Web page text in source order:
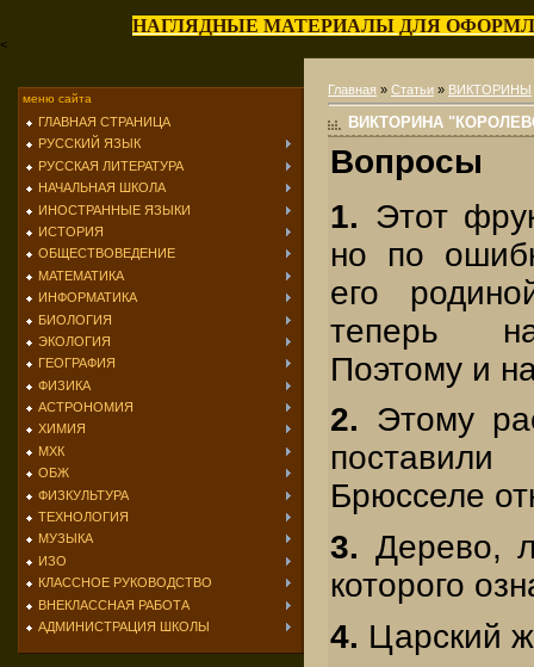
НАГЛЯДНЫЕ МАТЕРИАЛЫ ДЛЯ
<
меню сайта
ГЛАВНАЯ СТРАНИЦА
РУССКИЙ ЯЗЫК
РУССКАЯ ЛИТЕРАТУРА
НАЧАЛЬНАЯ ШКОЛА
ИНОСТРАННЫЕ ЯЗЫКИ
ИСТОРИЯ
ОБЩЕСТВОВЕДЕНИЕ
МАТЕМАТИКА
ИНФОРМАТИКА
БИОЛОГИЯ
ЭКОЛОГИЯ
ГЕОГРАФИЯ
ФИЗИКА
АСТРОНОМИЯ
ХИМИЯ
МХК
ОБЖ
ФИЗКУЛЬТУРА
ТЕХНОЛОГИЯ
МУЗЫКА
ИЗО
КЛАССНОЕ РУКОВОДСТВО
ВНЕКЛАССНАЯ РАБОТА
АДМИНИСТРАЦИЯ ШКОЛЫ
Главная » Статьи » ВИКТОРИНЫ
ВИКТОРИНА
Вопросы
1. Этот
но по
его
теперь
Поэтому и
2. Этому
Брюсселе
3. Дерево,
которого
4. Царский